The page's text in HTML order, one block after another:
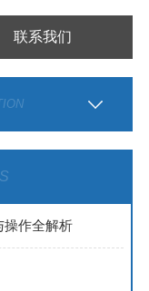
联系我们
操作全解析